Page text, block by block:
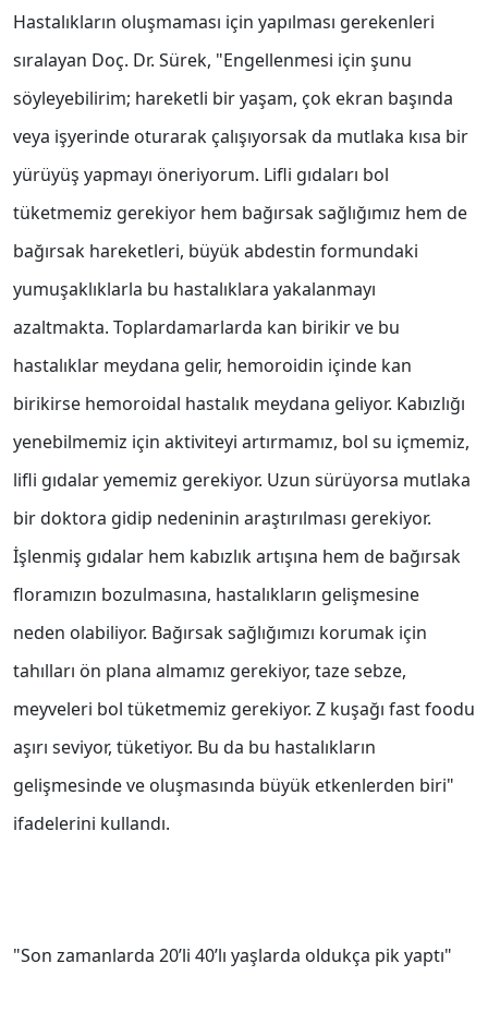
Hastalıkların oluşmaması için yapılması gerekenleri
sıralayan Doç. Dr. Sürek, "Engellenmesi için şunu
söyleyebilirim; hareketli bir yaşam, çok ekran başında
veya işyerinde oturarak çalışıyorsak da mutlaka kısa bir
yürüyüş yapmayı öneriyorum. Lifli gıdaları bol
tüketmemiz gerekiyor hem bağırsak sağlığımız hem de
bağırsak hareketleri, büyük abdestin formundaki
yumuşaklıklarla bu hastalıklara yakalanmayı
azaltmakta. Toplardamarlarda kan birikir ve bu
hastalıklar meydana gelir, hemoroidin içinde kan
birikirse hemoroidal hastalık meydana geliyor. Kabızlığı
yenebilmemiz için aktiviteyi artırmamız, bol su içmemiz,
lifli gıdalar yememiz gerekiyor. Uzun sürüyorsa mutlaka
bir doktora gidip nedeninin araştırılması gerekiyor.
İşlenmiş gıdalar hem kabızlık artışına hem de bağırsak
floramızın bozulmasına, hastalıkların gelişmesine
neden olabiliyor. Bağırsak sağlığımızı korumak için
tahılları ön plana almamız gerekiyor, taze sebze,
meyveleri bol tüketmemiz gerekiyor. Z kuşağı fast foodu
aşırı seviyor, tüketiyor. Bu da bu hastalıkların
gelişmesinde ve oluşmasında büyük etkenlerden biri"
ifadelerini kullandı.
"Son zamanlarda 20’li 40’lı yaşlarda oldukça pik yaptı"